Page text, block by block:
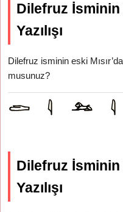
Dilefruz İsminin
Yazılışı
Dilefruz isminin eski
musunuz?
Dilefruz
Yazılışı